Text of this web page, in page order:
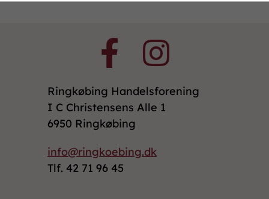
Ringkøbing Handelsforening
I C Christensens Alle 1
6950 Ringkøbing
info@ringkoebing.dk
Tlf. 42 71 96 45